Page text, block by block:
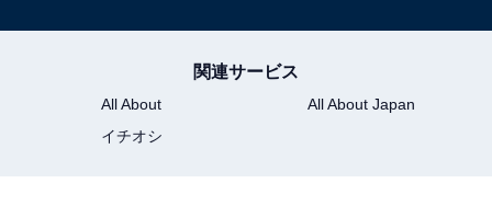
関連サービス
All About
All About Japan
イチオシ